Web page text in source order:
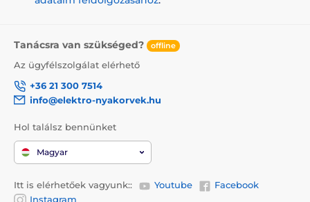
Tanácsra van szükséged? offline
Az ügyfélszolgálat elérhető
+36 21 300 7514
info@elektro-nyakorvek.hu
Hol találsz bennünket
Magyar
Itt is elérhetőek vagyunk:: Youtube
Facebook
Instagram